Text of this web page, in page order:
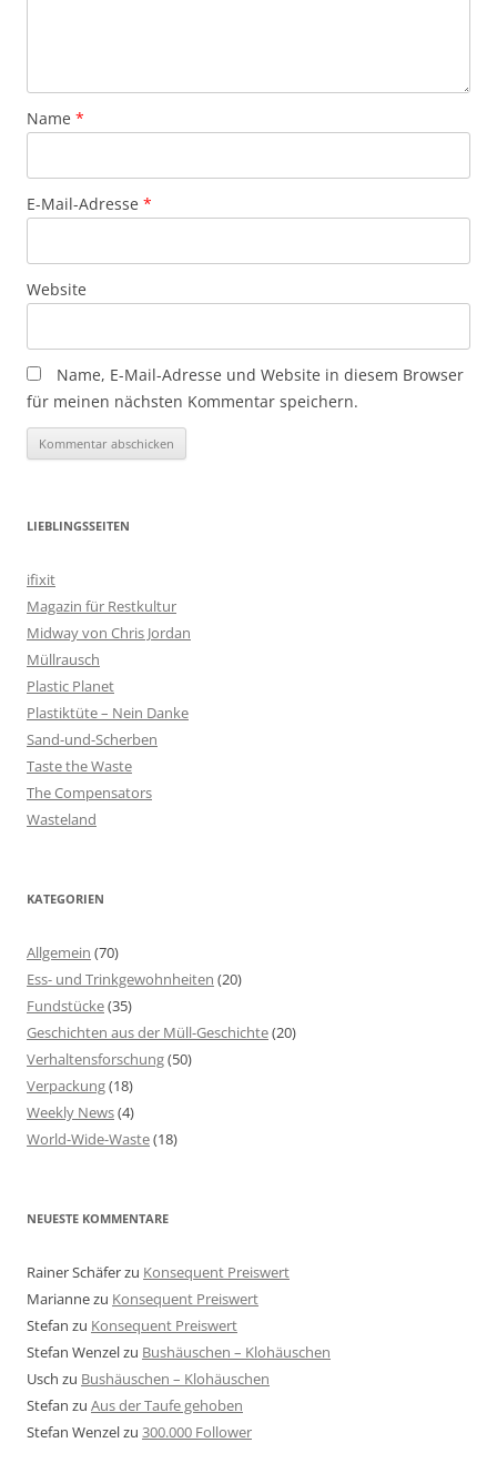
Name *
E-Mail-Adresse *
Website
Name, E-Mail-Adresse und Website in diesem Browser
für meinen nächsten Kommentar speichern.
LIEBLINGSSEITEN
ifixit
Magazin für Restkultur
Midway von Chris Jordan
Müllrausch
Plastic Planet
Plastiktüte – Nein Danke
Sand-und-Scherben
Taste the Waste
The Compensators
Wasteland
KATEGORIEN
Allgemein (70)
Ess- und Trinkgewohnheiten (20)
Fundstücke(35)
Geschichten aus der Müll-Geschichte(20)
Verhaltensforschung(50)
Verpackung(18)
Weekly News(4)
World-Wide-Waste(18)
NEUESTE KOMMENTARE
Rainer Schäferzu Konsequent Preiswert
Mariannezu Konsequent Preiswert
Stefan zu Konsequent Preiswert
Stefan Wenzelzu Bushäuschen – Klohäuschen
Usch zu Bushäuschen – Klohäuschen
Stefan zu Aus der Taufe gehoben
Stefan Wenzelzu 300.000 Follower